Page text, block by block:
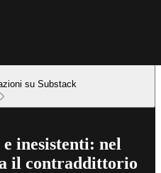
su Substack
inesistenti: nel
il contraddittorio